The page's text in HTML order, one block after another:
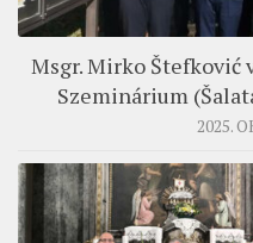
Msgr. Mirko Štefković
Szeminárium
2025.